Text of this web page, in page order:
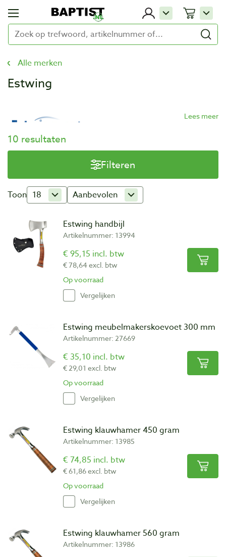
Alle merken
Estwing
10 resultaten
Filteren
Toon 18 Aanbevolen
Estwing handbijl
Artikelnummer: 13994
€ 95,15 incl. btw
€ 78,64 excl. btw
Op voorraad
Vergelijken
Estwing meubelmakerskoevoet 300 mm
Artikelnummer: 27669
€ 35,10 incl. btw
€ 29,01 excl. btw
Op voorraad
Vergelijken
Estwing klauwhamer 450 gram
Artikelnummer: 13985
€ 74,85 incl. btw
€ 61,86 excl. btw
Op voorraad
Vergelijken
Estwing klauwhamer 560 gram
Artikelnummer: 13986